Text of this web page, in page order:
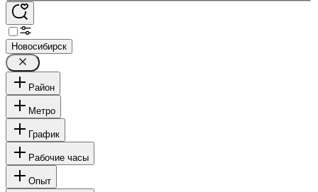
Новосибирск
Район
Метро
График
Рабочие часы
Опыт